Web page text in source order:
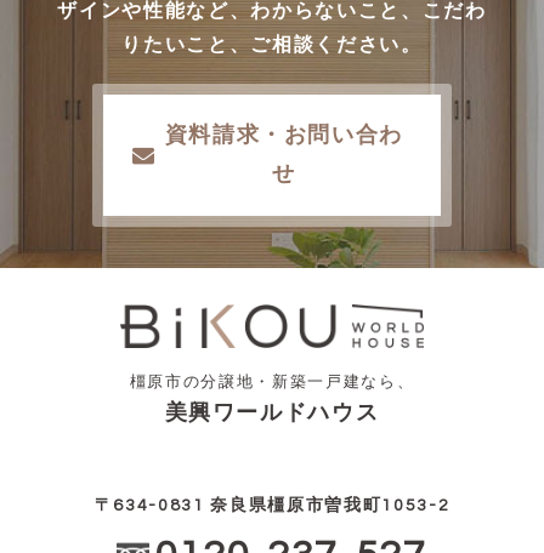
ザインや性能など、わからないこと、こだわ
りたいこと、ご相談ください。
資料請求・お問い合わ
せ
橿原市の分譲地・新築一戸建なら、
美興ワールドハウス
〒634-0831 奈良県橿原市曽我町1053-2